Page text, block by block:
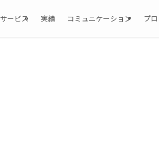
サービス 実績 コミュニケーション プ